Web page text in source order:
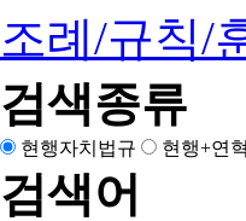
조례/규칙/
검색종류
현행자치법규 현행+연
검색어